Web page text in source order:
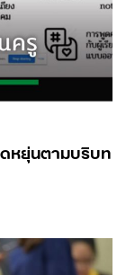
หยุ่นตามบริบท